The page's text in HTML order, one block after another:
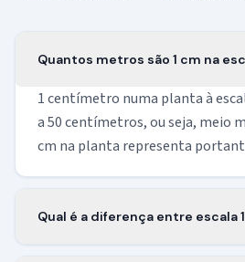
Quantos metros são 1 cm na
1 centímetro numa planta à
a 50 centímetros, ou seja, meio
cm na planta representa
Qual é a diferença entre escala